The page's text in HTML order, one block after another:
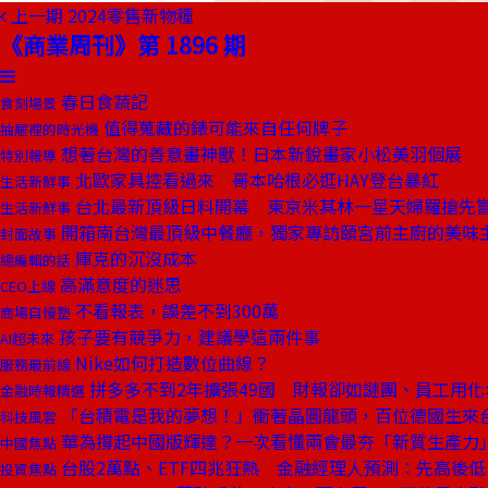
上一期 2024零售新物種
《商業周刊》第 1896 期
食刻場景 春日食蔬記
抽屜裡的時光機 值得蒐藏的錶可能來自任何牌子
特別報導 想著台灣的善意畫神獸！日本新銳畫家小松美羽個展
生活新鮮事 北歐家具控看過來 哥本哈根必逛HAY登台暴紅
生活新鮮事 台北最新頂級日料開幕 東京米其林一星天婦羅搶先
封面故事 開箱南台灣最頂級中餐廳，獨家專訪頤宮前主廚的美味
總編輯的話 庫克的沉沒成本
CEO上線 高滿意度的迷思
商場自慢塾 不看報表，誤差不到300萬
AI超未來 孩子要有競爭力，建議學這兩件事
服務最前線 Nike如何打造數位曲線？
金融時報精選 拼多多不到2年擴張49國 財報卻如謎團、員工用化
科技風雲 「台積電是我的夢想！」衝著晶圓龍頭，百位德國生來
中國焦點 華為撐起中國版輝達？一次看懂兩會最夯「新質生產力」
投資焦點 台股2萬點、ETF四兆狂熱 金融經理人預測：先高後低